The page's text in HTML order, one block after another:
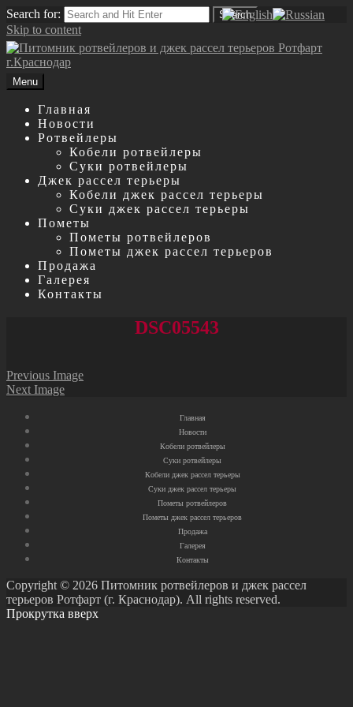
Search for: Search
Skip to content
Menu
Главная
Новости
Ротвейлеры
Кобели ротвейлеры
Суки ротвейлеры
Джек рассел терьеры
Кобели джек рассел терьеры
Суки джек рассел терьеры
Пометы
Пометы ротвейлеров
Пометы джек рассел терьеров
Продажа
Галерея
Контакты
DSC05543
Previous Image
Next Image
Главная
Новости
Кобели ротвейлеры
Суки ротвейлеры
Кобели джек рассел терьеры
Суки джек рассел терьеры
Пометы ротвейлеров
Пометы джек рассел терьеров
Продажа
Галерея
Контакты
Copyright © 2026 Питомник ротвейлеров и джек рассел
терьеров Ротфарт (г. Краснодар). All rights reserved.
Прокрутка вверх